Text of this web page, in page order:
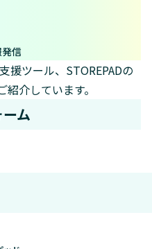
信
援ツール、STOREPADの
介しています。
ム